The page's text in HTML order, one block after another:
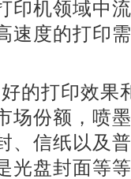
印机领域中
速度的打印
的打印效果
场份额，喷
、信纸以及
光盘封面等